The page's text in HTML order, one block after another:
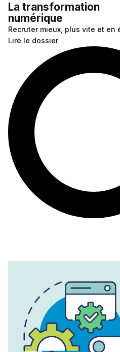
La transformation
numérique
Recruter mieux, plus vite et en
Lire le dossier